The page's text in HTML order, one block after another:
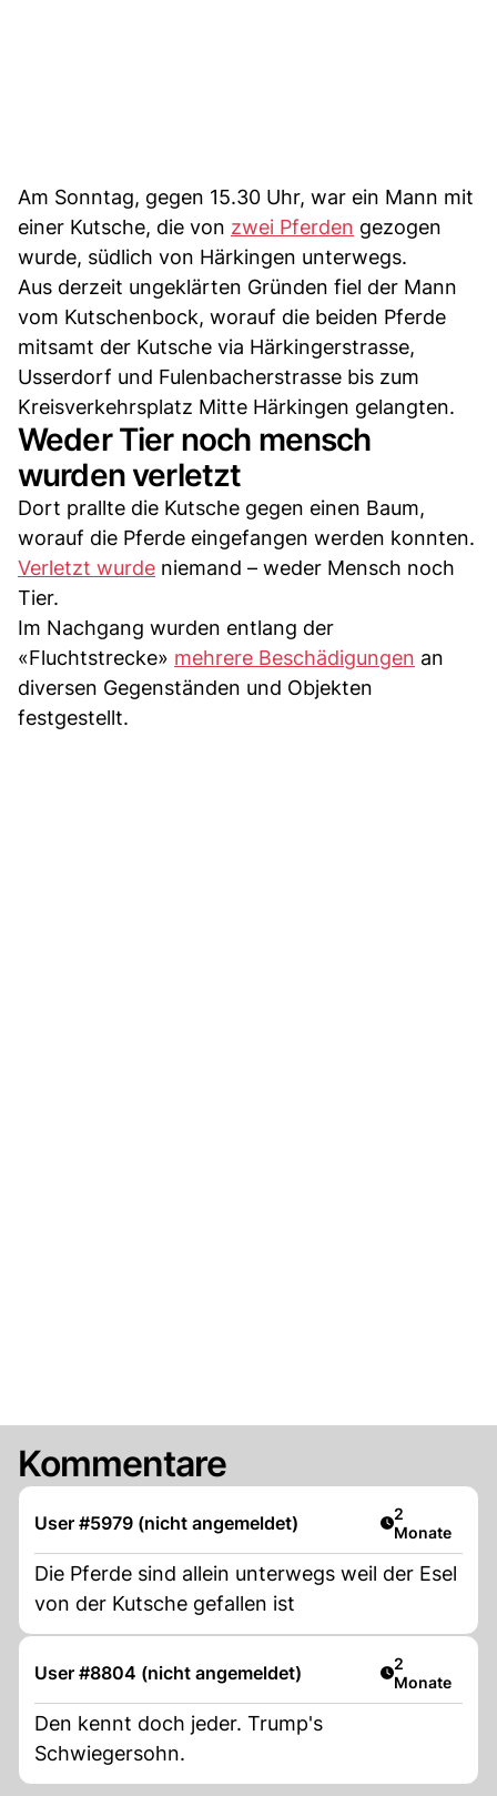
Am Sonntag, gegen 15.30 Uhr, war ein Mann mit
einer Kutsche, die von zwei Pferden gezogen
wurde, südlich von Härkingen unterwegs.
Aus derzeit ungeklärten Gründen fiel der Mann
vom Kutschenbock, worauf die beiden Pferde
mitsamt der Kutsche via Härkingerstrasse,
Usserdorf und Fulenbacherstrasse bis zum
Kreisverkehrsplatz Mitte Härkingen gelangten.
Weder Tier noch mensch
wurden verletzt
Dort prallte die Kutsche gegen einen Baum,
worauf die Pferde eingefangen werden konnten.
Verletzt wurde niemand – weder Mensch noch
Tier.
Im Nachgang wurden entlang der
«Fluchtstrecke» mehrere Beschädigungen an
diversen Gegenständen und Objekten
festgestellt.
Kommentare
User #5979 (nicht angemeldet) Artikel
2
Monate
Die Pferde sind allein unterwegs weil der Esel
von der Kutsche gefallen ist
User #8804 (nicht angemeldet) Artikel
2
Monate
Den kennt doch jeder. Trump's
Schwiegersohn.